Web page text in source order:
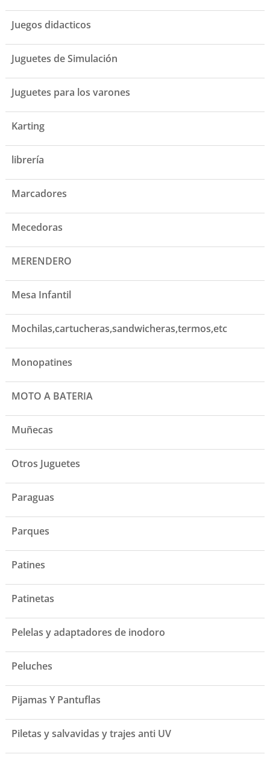
Juegos didacticos
Juguetes de Simulación
Juguetes para los varones
Karting
librería
Marcadores
Mecedoras
MERENDERO
Mesa Infantil
Mochilas,cartucheras,sandwicheras,termos,etc
Monopatines
MOTO A BATERIA
Muñecas
Otros Juguetes
Paraguas
Parques
Patines
Patinetas
Pelelas y adaptadores de inodoro
Peluches
Pijamas Y Pantuflas
Piletas y salvavidas y trajes anti UV